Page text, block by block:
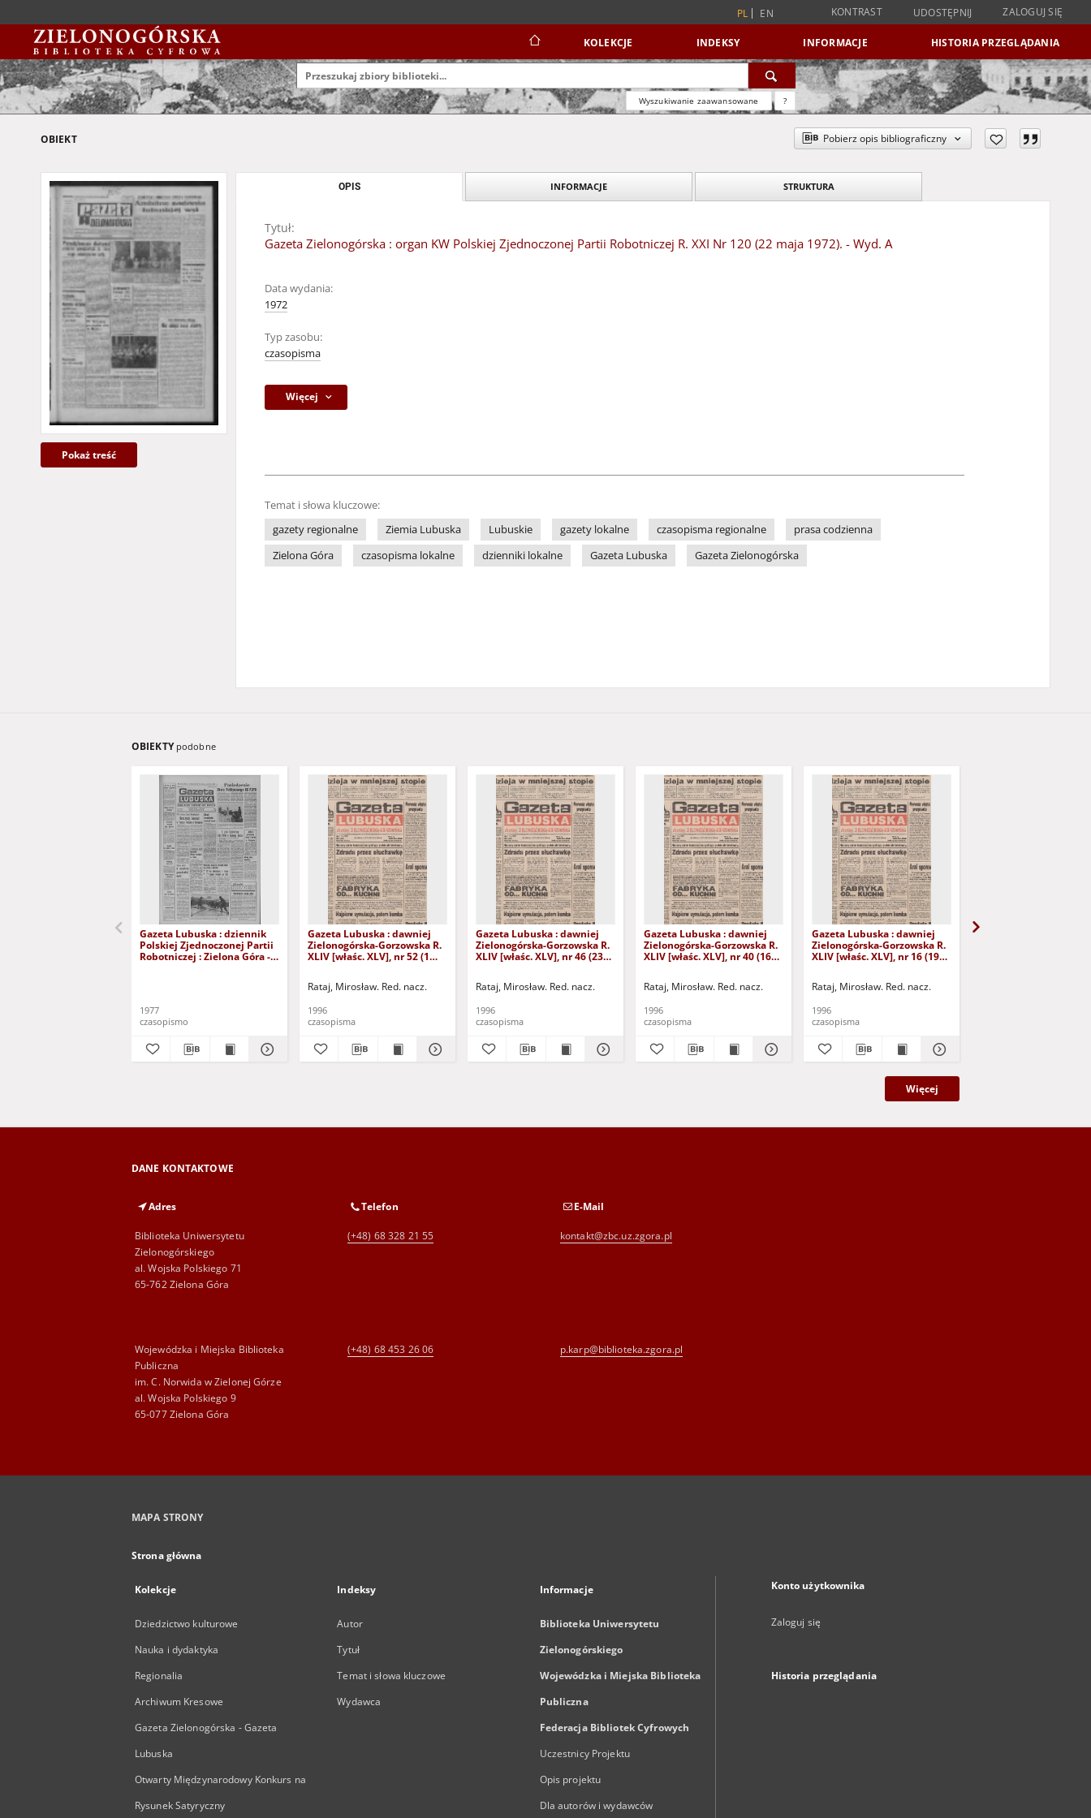
PL EN KONTRAST UDOSTĘPNIJ ZALOGUJ SIĘ
KOLEKCJE INDEKSY INFORMACJE HISTORIA PRZEGLĄDANIA
Wyszukiwanie zaawansowane ?
OBIEKT Pobierz opis bibliograficzny
Pokaż treść
OPIS INFORMACJE STRUKTURA
Tytuł:
Gazeta Zielonogórska : organ KW Polskiej Zjednoczonej Partii Robotniczej R. XXI Nr 120 (22 maja 1972). - Wyd. A
Data wydania:
1972
Typ zasobu:
czasopisma
Więcej
Temat i słowa kluczowe:
gazety regionalne
Ziemia Lubuska Lubuskie gazety lokalne czasopisma regionalne
prasa codzienna
Zielona Góra
czasopisma lokalne dzienniki lokalne Gazeta Lubuska Gazeta Zielonogórska
OBIEKTY podobne
Gazeta Lubuska : dziennik
Polskiej Zjednoczonej Partii
Robotniczej : Zielona Góra -
1977
czasopismo
Gazeta Lubuska : dawniej
Zielonogórska-Gorzowska R.
XLIV [właśc. XLV], nr 52 (1
Rataj, Mirosław. Red. nacz.
1996
czasopisma
Gazeta Lubuska : dawniej
Zielonogórska-Gorzowska R.
XLIV [właśc. XLV], nr 46 (23
Rataj, Mirosław. Red. nacz.
1996
czasopisma
Gazeta Lubuska : dawniej
Zielonogórska-Gorzowska R.
XLIV [właśc. XLV], nr 40 (16
Rataj, Mirosław. Red. nacz.
1996
czasopisma
Gazeta Lubuska : dawniej
Zielonogórska-Gorzowska R.
XLIV [właśc. XLV], nr 16 (19
Rataj, Mirosław. Red. nacz.
1996
czasopisma
Więcej
DANE KONTAKTOWE
Adres
Biblioteka Uniwersytetu
Zielonogórskiego
al. Wojska Polskiego 71
65-762 Zielona Góra
Telefon
(+48) 68 328 21 55
E-Mail
kontakt@zbc.uz.zgora.pl
Wojewódzka i Miejska Biblioteka
Publiczna
im. C. Norwida w Zielonej Górze
al. Wojska Polskiego 9
65-077 Zielona Góra
(+48) 68 453 26 06 p.karp@biblioteka.zgora.pl
MAPA STRONY
Strona główna
Kolekcje
Dziedzictwo kulturowe
Nauka i dydaktyka
Regionalia
Archiwum Kresowe
Gazeta Zielonogórska - Gazeta
Lubuska
Otwarty Międzynarodowy Konkurs na
Rysunek Satyryczny
Indeksy
Autor
Tytuł
Temat i słowa kluczowe
Wydawca
Informacje
Biblioteka Uniwersytetu
Zielonogórskiego
Wojewódzka i Miejska Biblioteka
Publiczna
Federacja Bibliotek Cyfrowych
Uczestnicy Projektu
Opis projektu
Dla autorów i wydawców
Konto użytkownika
Zaloguj się
Historia przeglądania